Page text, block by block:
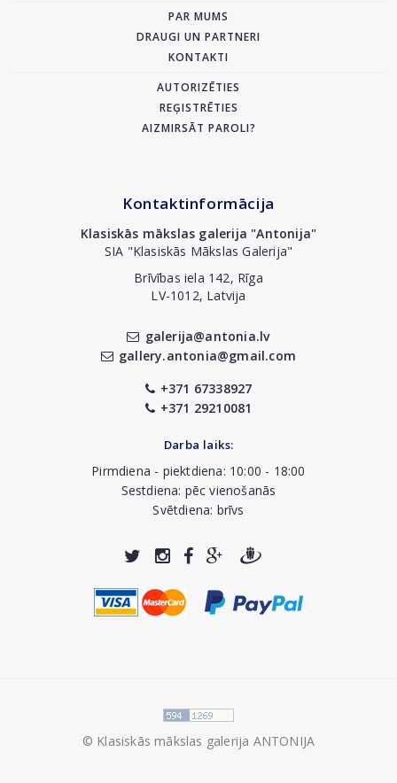
PAR MUMS
DRAUGI UN PARTNERI
KONTAKTI
AUTORIZĒTIES
REĢISTRĒTIES
AIZMIRSĀT PAROLI?
Kontaktinformācija
Klasiskās mākslas galerija "Antonija"
SIA "Klasiskās Mākslas Galerija"
Brīvības iela 142, Rīga
LV-1012, Latvija
galerija@antonia.lv
gallery.antonia@gmail.com
+371 67338927
+371 29210081
Darba laiks:
Pirmdiena - piektdiena: 10:00 - 18:00
Sestdiena: pēc vienošanās
Svētdiena: brīvs
© Klasiskās mākslas galerija ANTONIJA